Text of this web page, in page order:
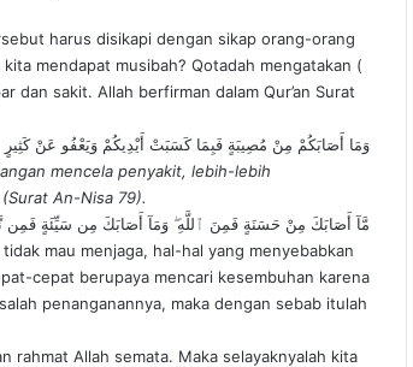
harus disikapi dengan sikap orang-orang
mendapat musibah? Qotadah mengatakan (
وَمَا أَصَابَكُمْ مِنْ مُصِيبَةٍ فَبِمَا كَسَبَتْ أَيْدِيكُمْ وَيَعْفُو عَنْ كَثِيرٍ
mencela penyakit, lebih-lebih
An-Nisa 79).
مَّآ أَصَابَكَ مِنْ حَسَنَةٍ فَمِنَ ٱللَّهِ ۖ وَمَآ أَصَابَكَ مِن سَيِّئَةٍ فَمِن
mau menjaga, hal-hal yang menyebabkan
cepat berupaya mencari kesembuhan karena
penanganannya, maka dengan sebab itulah
rahmat Allah semata. Maka selayaknyalah kita